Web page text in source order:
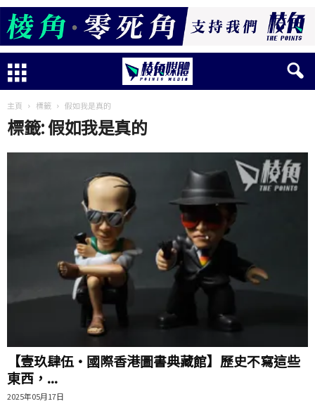
主頁 標籤 假如我是真的
標籤: 假如我是真的
【壹玖肆伍·國際香港圖書典藏館】歷史不寫這些
東西，...
2025年05月17日